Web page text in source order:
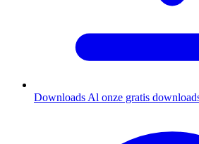
Downloads Al onze gratis